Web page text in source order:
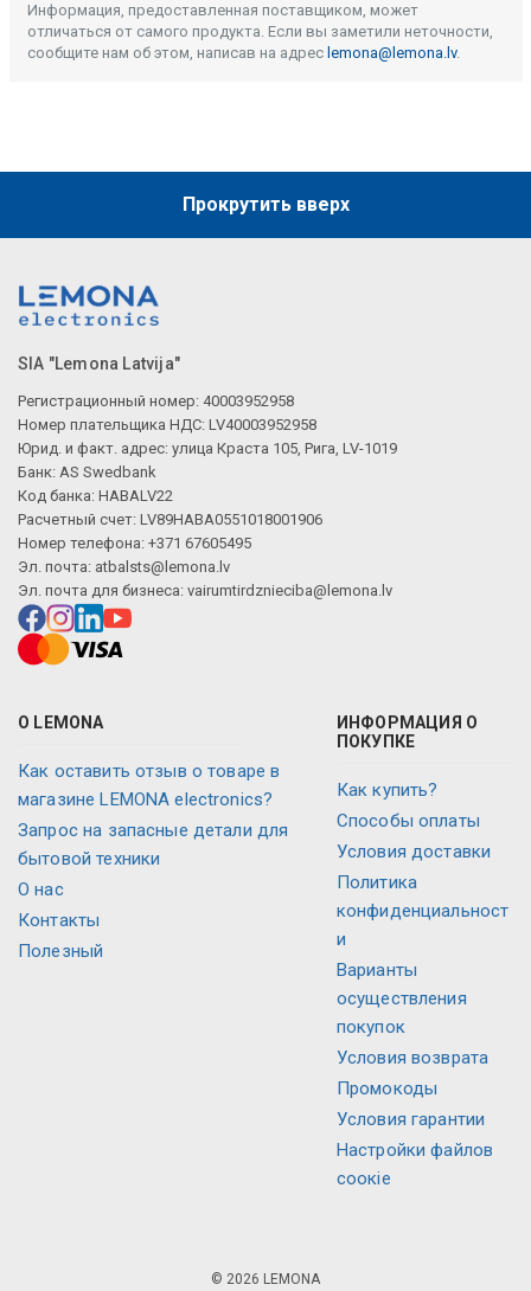
Информация, предоставленная поставщиком, может
отличаться от самого продукта. Если вы заметили неточности,
сообщите нам об этом, написав на адрес lemona@lemona.lv.
Прокрутить вверх
SIA "Lemona Latvija"
Регистрационный номер: 40003952958
Номер плательщика НДС: LV40003952958
Юрид. и факт. адрес: улица Краста 105, Рига, LV-1019
Банк: AS Swedbank
Код банка: HABALV22
Расчетный счет: LV89HABA0551018001906
Номер телефона: +371 67605495
Эл. почта: atbalsts@lemona.lv
Эл. почта для бизнеса: vairumtirdznieciba@lemona.lv
О LEMONA
Как оставить отзыв о товаре в
магазине LEMONA electronics?
Запрос на запасные детали для
бытовой техники
О нас
Контакты
Полезный
ИНФОРМАЦИЯ О
ПОКУПКЕ
Как купить?
Способы оплаты
Условия доставки
Политика
конфиденциальност
и
Варианты
осуществления
покупок
Условия возврата
Промокоды
Условия гарантии
Настройки файлов
соокіе
© 2026 LEMONA